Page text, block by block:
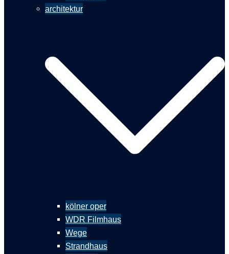
architektur
kölner oper
WDR Filmhaus
Wege
Strandhaus